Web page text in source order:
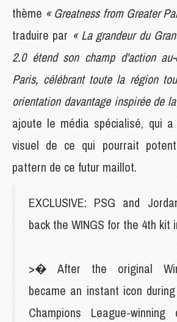
thème « Greatness from Greater
traduire par « La grandeur du
2.0 étend son champ d'action
Paris, célébrant toute la région
orientation davantage inspirée de
ajoute le média spécialisé, qui
visuel de ce qui pourrait
pattern de ce futur maillot.
EXCLUSIVE: PSG and
back the WINGS for the 4th kit
>� After the original
became an instant icon
Champions League-winning